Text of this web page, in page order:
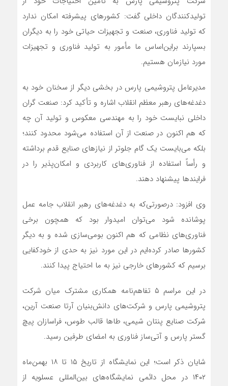
تولیدکنندگان داخلی گفت: کشورهای پیشرفته امکان ندارد
که تولید فناوری، صنعت و تجهیزات حیاتی خود را به دیگران
بسپارند براین‌اساس ما مأمور به تولید فناوری و تجهیزات
مورد نیازمان هستیم.
مدیرعامل پتروشیمی پارس در بخشی دیگر از سخنان خود به
دغدغه‌های رهبر معظم انقلاب اشاره و تأکید کرد: صنعت گران
داخلی نبایست خود را به مهندسی معکوس و تولید آن چه
که هم اکنون در صنعت از آن استفاده می‌شود محدود کنند؛
بلکه می‌بایست یک گام جلوتر از نیازهای صنایع قدم برداشته
و رأساً استفاده از فناوری‌های کاربردی و امکان‌پذیر را در
فرایندها پیشنهاد دهند.
وی افزود: درصورتی‌که به دغدغه‌های رهبر انقلاب جامه عمل
پوشانده شود می‌توان امیدوار بود که همچون برخی
فناوری‌های نظامی که هم اکنون بومی‌سازی شده و به دیگر
کشورها صادر کرده‌ایم در این مورد نیز به حدی از خودکفایی
برسیم که کشورهای خارجی نیز به ما احتیاج پیدا کنند.
در این مراسم ۵ تفاهم‌نامه همکاری مشترک میان شرکت
پتروشیمی پارس و شرکت‌های دانش‌بنیان آرتا صنعت آرین،
شرکت صنایع پنتان شیمی، طاها قالب طوس، فراسازان پیچ
گستر پارس و آتی‌ساز فناوری به امضای طرفین رسید.
شایان ذکر است؛ این نمایشگاه از تاریخ ۱۵ تا ۱۸ بهمن‌ماه
۱۴۰۲ در محل دائمی نمایشگاه‌های بین‌المللی عسلویه از